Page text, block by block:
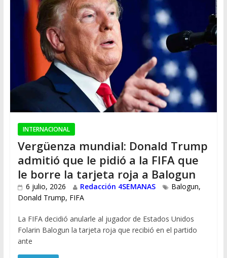
INTERNACIONAL
Vergüenza mundial: Donald Trump
admitió que le pidió a la FIFA que
le borre la tarjeta roja a Balogun
6 julio, 2026 Redacción 4SEMANAS Balogun,
Donald Trump, FIFA
La FIFA decidió anularle al jugador de Estados Unidos
Folarin Balogun la tarjeta roja que recibió en el partido
ante